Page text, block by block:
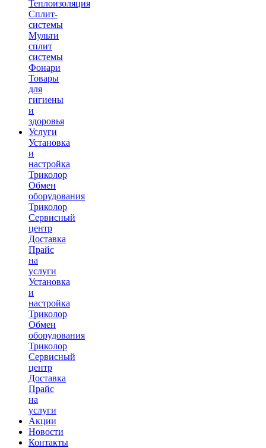
Теплоизоляция
Сплит-
системы
Мульти
сплит
системы
Фонари
Товары
для
гигиены
и
здоровья
Услуги
Установка
и
настройка
Триколор
Обмен
оборудования
Триколор
Сервисный
центр
Доставка
Прайс
на
услуги
Установка
и
настройка
Триколор
Обмен
оборудования
Триколор
Сервисный
центр
Доставка
Прайс
на
услуги
Акции
Новости
Контакты